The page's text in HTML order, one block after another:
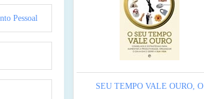
Pessoal
SEU TEMPO VALE OURO, O